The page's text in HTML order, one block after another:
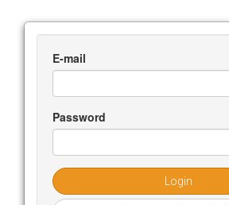
E-mail
Password
Login